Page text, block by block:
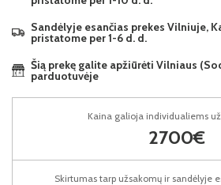
Sandėlyje esančias prekes Vilniuje,
pristatome per 1-6 d. d.
Šią prekę galite apžiūrėti Vilniaus
parduotuvėje
Kaina galioja individualiems
2700€
Skirtumas tarp užsakomų ir sandėlyje